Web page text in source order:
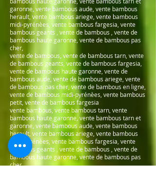
garonne, vente bambous aude, vente bambous
herault, vente bambous ariege, vente bambous
midi-pyrénèes, vente bambous fargesia, vente
bambous geants , vente de bambous , vente de
bambous haute garonne, vente de bambous pas
cher,
vente de bambous, vente de bambous tarn, vente
de bambous geants, vente de bambous fargesia,
vente de bambous haute garonne, vente de
bambous aude, vente de bambous ariege, vente
de bambous pas cher, vente de bambous en ligne,
vente de bambous midi-pyrénèes, vente bambous
petit, vente de bambous fargesia
vente bambous, vente bambous tarn, vente
bambous haute garonne, vente bambous tarn et
garonne, vente bambous aude, vente bambous
herault, vente bambous ariege, vente bambous
midi-pyrénèes, vente bambous fargesia, vente
bambous geants , vente de bambous , vente de
bambous haute garonne, vente de bambous pas
cher,